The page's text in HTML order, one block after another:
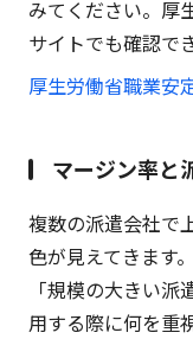
みてください。厚
サイトでも確認で
厚生労働省職業安
マージン率と
複数の派遣会社で
色が見えてきます
「規模の大きい
用する際に何を重